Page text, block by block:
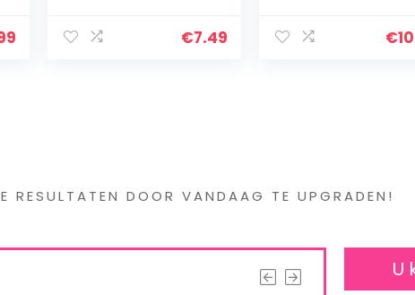
€7.49 €
RESULTATEN DOOR VANDAAG TE UPGRADEN!
U